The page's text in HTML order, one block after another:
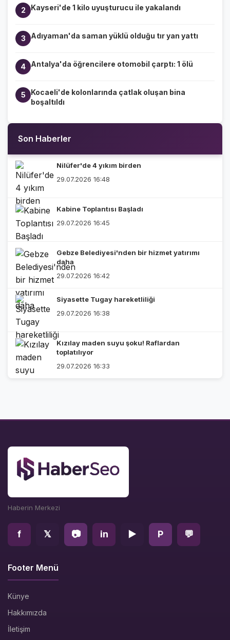
2 Kayseri'de 1 kilo uyuşturucu ile yakalandı
3 Adıyaman'da saman yüklü olduğu tır yan yattı
4 Antalya'da öğrencilere otomobil çarptı: 1 ölü
5
Kocaeli'de kolonlarında çatlak oluşan bina
boşaltıldı
Son Haberler
Nilüfer'de 4 yıkım birden
29.07.2026 16:48
Kabine Toplantısı Başladı
29.07.2026 16:45
Gebze Belediyesi'nden bir hizmet yatırımı
daha
29.07.2026 16:42
Siyasette Tugay hareketliliği
29.07.2026 16:38
Kızılay maden suyu şoku! Raflardan
toplatılıyor
29.07.2026 16:33
Haberin Merkezi
f 𝕏 📷 in ▶ P 💬
Footer Menü
Künye
Hakkımızda
İletişim